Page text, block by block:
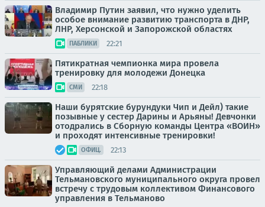
Владимир Путин заявил, что нужно уделить
особое внимание развитию транспорта в ДНР,
ЛНР, Херсонской и Запорожской областях
ПАБЛИКИ 22:21
Пятикратная чемпионка мира провела
тренировку для молодежи Донецка
СМИ 22:18
Наши бурятские бурундуки Чип и Дейл) такие
позывные у сестер Дарины и Арьяны! Девчонки
отодрались в Сборную команды Центра «ВОИН»
и проходят интенсивные тренировки!
ОФИЦ. 22:13
Управляющий делами Администрации
Тельмановского муниципального округа провел
встречу с трудовым коллективом Финансового
управления в Тельманово